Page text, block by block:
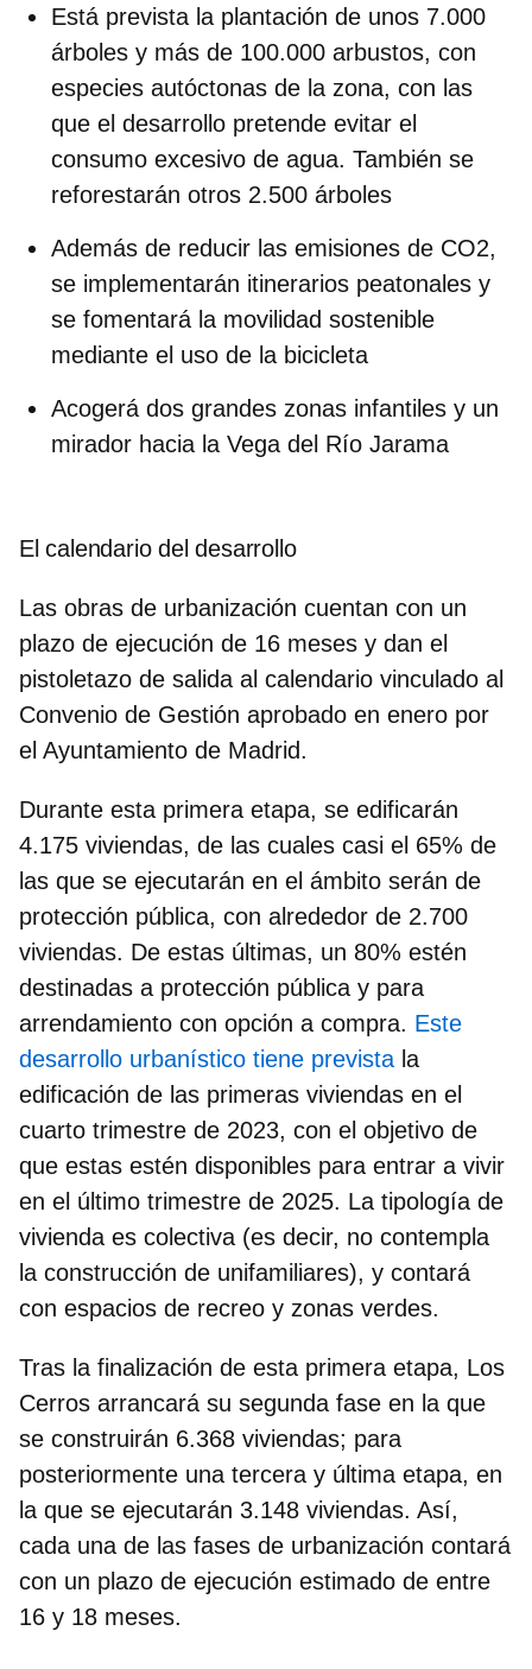
Está prevista la plantación de unos 7.000
árboles y más de 100.000 arbustos, con
especies autóctonas de la zona, con las
que el desarrollo pretende evitar el
consumo excesivo de agua. También se
reforestarán otros 2.500 árboles
Además de reducir las emisiones de CO2,
se implementarán itinerarios peatonales y
se fomentará la movilidad sostenible
mediante el uso de la bicicleta
Acogerá dos grandes zonas infantiles y un
mirador hacia la Vega del Río Jarama
El calendario del desarrollo
Las obras de urbanización cuentan con un
plazo de ejecución de 16 meses y dan el
pistoletazo de salida al calendario vinculado al
Convenio de Gestión aprobado en enero por
el Ayuntamiento de Madrid.
Durante esta primera etapa, se edificarán
4.175 viviendas, de las cuales casi el 65% de
las que se ejecutarán en el ámbito serán de
protección pública, con alrededor de 2.700
viviendas. De estas últimas, un 80% estén
destinadas a protección pública y para
arrendamiento con opción a compra. Este
desarrollo urbanístico tiene prevista la
edificación de las primeras viviendas en el
cuarto trimestre de 2023, con el objetivo de
que estas estén disponibles para entrar a vivir
en el último trimestre de 2025. La tipología de
vivienda es colectiva (es decir, no contempla
la construcción de unifamiliares), y contará
con espacios de recreo y zonas verdes.
Tras la finalización de esta primera etapa, Los
Cerros arrancará su segunda fase en la que
se construirán 6.368 viviendas; para
posteriormente una tercera y última etapa, en
la que se ejecutarán 3.148 viviendas. Así,
cada una de las fases de urbanización contará
con un plazo de ejecución estimado de entre
16 y 18 meses.